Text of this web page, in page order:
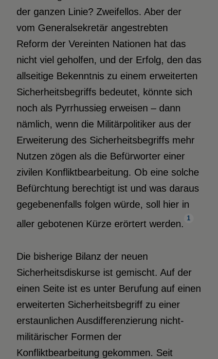
der ganzen Linie? Zweifellos. Aber der
vom Generalsekretär angestrebten
Reform der Vereinten Nationen hat das
nicht viel geholfen, und der Erfolg, den das
allseitige Bekenntnis zu einem erweiterten
Sicherheitsbegriffs bedeutet, könnte sich
noch als Pyrrhussieg erweisen – dann
nämlich, wenn die Militärpolitiker aus der
Erweiterung des Sicherheitsbegriffs mehr
Nutzen zögen als die Befürworter einer
zivilen Konfliktbearbeitung. Ob eine solche
Befürchtung berechtigt ist und was daraus
gegebenenfalls folgen würde, soll hier in
aller gebotenen Kürze erörtert werden.
1
Die bisherige Bilanz der neuen
Sicherheitsdiskurse ist gemischt. Auf der
einen Seite ist es unter Berufung auf einen
erweiterten Sicherheitsbegriff zu einer
erstaunlichen Ausdifferenzierung nicht-
militärischer Formen der
Konfliktbearbeitung gekommen. Seit